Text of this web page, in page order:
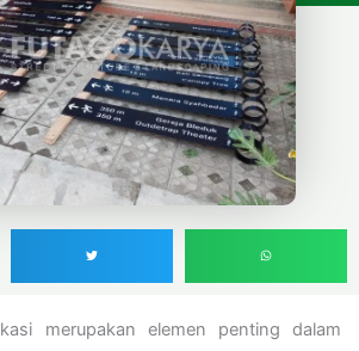
merupakan elemen penting dalam